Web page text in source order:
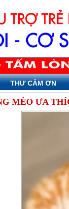
THƯ CẢM ƠN
MÈO ƯA